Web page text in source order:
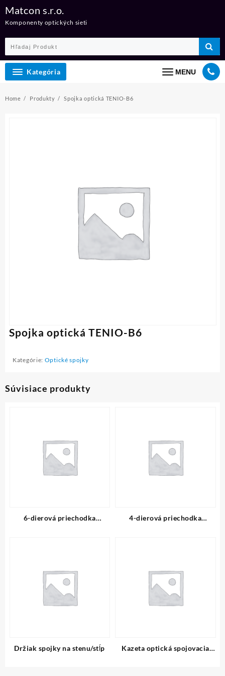
to
content
Matcon s.r.o.
Komponenty optických sieti
Kategória MENU
Home Produkty Spojka optická TENIO-B6
Spojka optická TENIO-B6
Kategórie: Optické spojky
Súvisiace produkty
6-dierová priechodka
4-dierová priechodka
Držiak spojky na stenu/stĺp
Kazeta optická spojovacia